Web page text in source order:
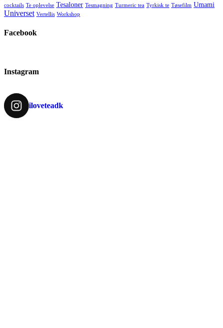
cocktails Te oplevelse Tesaloner Tesmagning Turmeric tea Tyrkisk te Tøsefilm Umami
Universet Vertellis Workshop
Facebook
Instagram
iloveteadk